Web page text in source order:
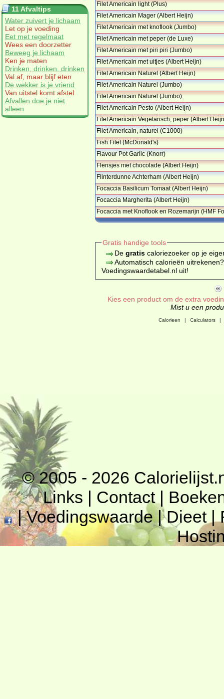
11 Afvaltips
Water zuivert je lichaam
Let op je voeding
Eet met regelmaat
Wees een doorzetter
Beweeg je lichaam
Ken je maten
Drinken, drinken, drinken
Val af, maar blijf eten
De wekker is je vriend
Van uitstel komt afstel
Afvallen doe je niet
alleen
Filet Americain light (Plus)
Filet Americain Mager (Albert Heijn)
Filet Americain met knoflook (Jumbo)
Filet Americain met peper (de Luxe)
Filet Americain met piri piri (Jumbo)
…
Filet Americain met uitjes (Albert Heijn)
…
Filet Americain Naturel (Albert Heijn)
…
Filet Americain Naturel (Jumbo)
Filet Americain Naturel (Jumbo)
Filet Americain Pesto (Albert Heijn)
Filet Americain Vegetarisch, peper (Albert
…
Filet Americain, naturel (C1000)
Fish Filet (McDonald's)
Flavour Pot Garlic (Knorr)
Flensjes met chocolade (Albert Heijn)
…
Flinterdunne Achterham (Albert Heijn)
…
Focaccia Basilicum Tomaat (Albert Heijn)
…
Focaccia Margherita (Albert Heijn)
Focaccia met Knoflook en Rozemarijn (HMF
…
Gratis handige tools
De gratiscaloriezoeker op je
Automatisch calorieën
Voedingswaardetabel.nl uit!
Kies een product om de extra
Mist u een
Calorieen | Calculators |
© 2005 - 2026
Links | Contact|
|Voedingswaarde|Dieet|